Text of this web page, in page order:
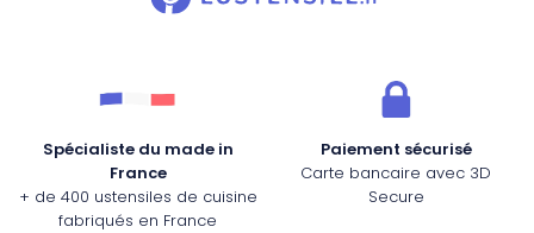
Spécialiste du made in
France
+ de 400 ustensiles de cuisine
fabriqués en France
Paiement sécurisé
Carte bancaire avec 3D
Secure